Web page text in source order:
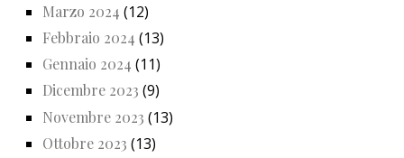
Marzo 2024 (12)
Febbraio 2024 (13)
Gennaio 2024 (11)
Dicembre 2023 (9)
Novembre 2023 (13)
Ottobre 2023 (13)